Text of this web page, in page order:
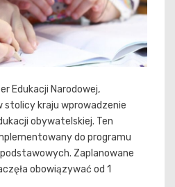
Edukacji Narodowej,
stolicy kraju wprowadzenie
obywatelskiej. Ten
do programu
Zaplanowane
obowiązywać od 1